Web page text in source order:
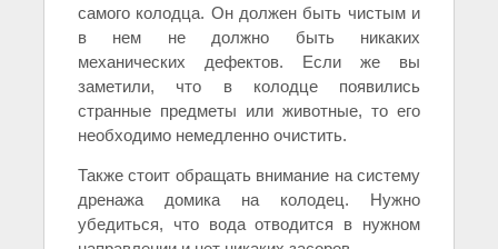
самого колодца. Он должен быть чистым и
в нем не должно быть никаких
механических дефектов. Если же вы
заметили, что в колодце появились
странные предметы или животные, то его
необходимо немедленно очистить.
Также стоит обращать внимание на систему
дренажа домика на колодец. Нужно
убедиться, что вода отводится в нужном